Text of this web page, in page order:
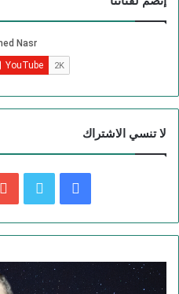
لا تنسي الاشتراك
ي
و
ت